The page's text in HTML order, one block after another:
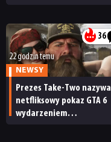
przerwie”
36
22 godzin temu
NEWSY
Prezes Take-Two nazywa
netfliksowy pokaz GTA 6
wydarzeniem